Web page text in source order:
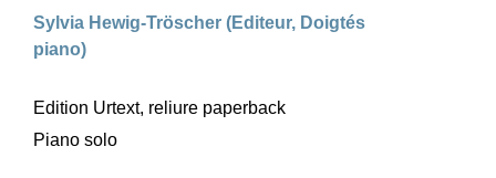
Sylvia Hewig-Tröscher (Editeur, Doigtés
piano)
Edition Urtext, reliure paperback
Piano solo